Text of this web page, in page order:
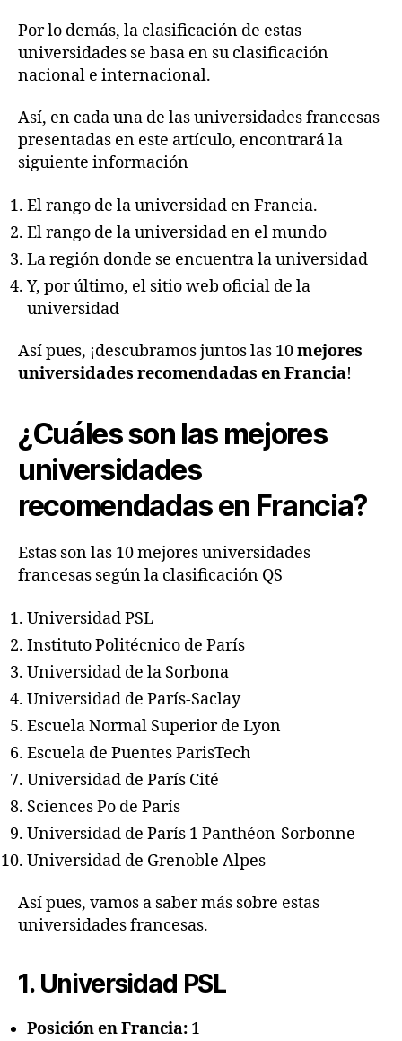
Por lo demás, la clasificación de estas
universidades se basa en su clasificación
nacional e internacional.
Así, en cada una de las universidades francesas
presentadas en este artículo, encontrará la
siguiente información
El rango de la universidad en Francia.
El rango de la universidad en el mundo
La región donde se encuentra la universidad
Y, por último, el sitio web oficial de la
universidad
Así pues, ¡descubramos juntos las 10mejores
universidades recomendadas en Francia!
¿Cuáles son las mejores
universidades
recomendadas en Francia?
Estas son las 10 mejores universidades
francesas según la clasificación QS
Universidad PSL
Instituto Politécnico de París
Universidad de la Sorbona
Universidad de París-Saclay
Escuela Normal Superior de Lyon
Escuela de Puentes ParisTech
Universidad de París Cité
Sciences Po de París
Universidad de París 1 Panthéon-Sorbonne
Universidad de Grenoble Alpes
Así pues, vamos a saber más sobre estas
universidades francesas.
1. Universidad PSL
Posición en Francia: 1